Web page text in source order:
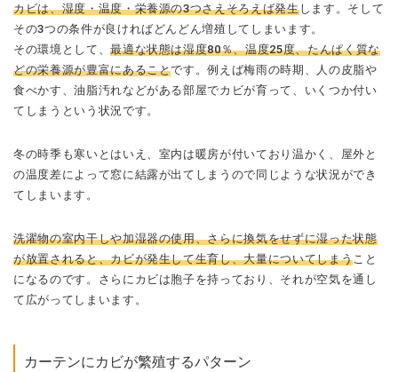
カビは、湿度・温度・栄養源の3つさえそろえば発生します。そして
その3つの条件が良ければどんどん増殖してしまいます。
その環境として、最適な状態は湿度80％、温度25度、たんぱく質な
どの栄養源が豊富にあることです。例えば梅雨の時期、人の皮脂や
食べかす、油脂汚れなどがある部屋でカビが育って、いくつか付い
てしまうという状況です。
冬の時季も寒いとはいえ、室内は暖房が付いており温かく、屋外と
の温度差によって窓に結露が出てしまうので同じような状況ができ
てしまいます。
洗濯物の室内干しや加湿器の使用、さらに換気をせずに湿った状態
が放置されると、カビが発生して生育し、大量についてしまう こと
になるのです。さらにカビは胞子を持っており、それが空気を通し
て広がってしまいます。
カーテンにカビが繁殖するパターン